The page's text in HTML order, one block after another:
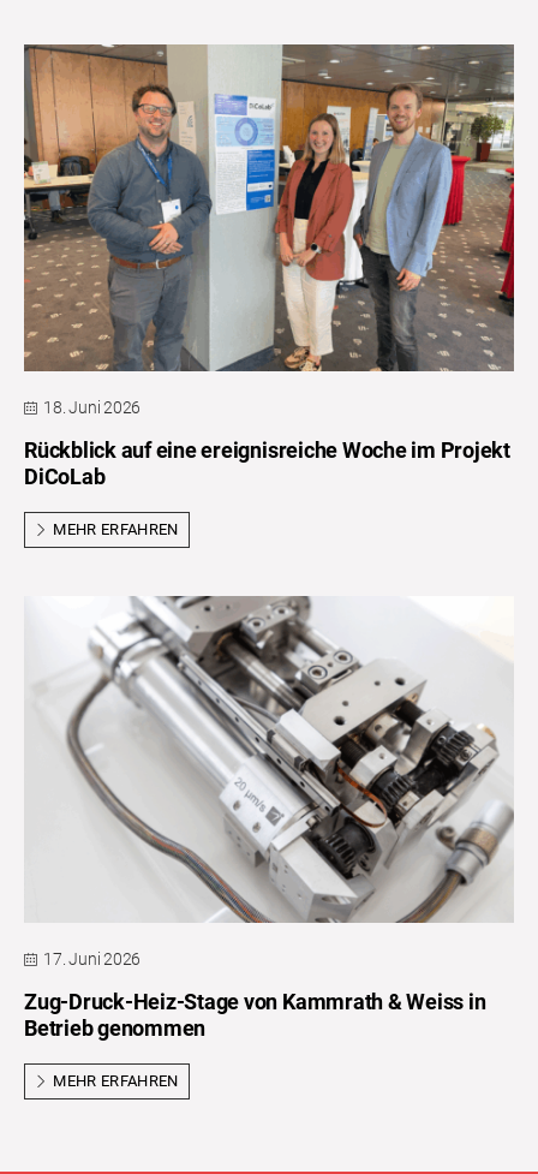
18. Juni 2026
Rückblick auf eine ereignisreiche Woche im Projekt
DiCoLab
MEHR ERFAHREN
17. Juni 2026
Zug-Druck-Heiz-Stage von Kammrath & Weiss in
Betrieb genommen
MEHR ERFAHREN